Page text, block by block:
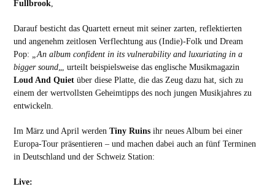
Fullbrook,
Darauf besticht das Quartett erneut mit seiner zarten, reflektierten
und angenehm zeitlosen Verflechtung aus (Indie)-Folk und Dream
Pop:
„An album confident in its vulnerability and luxuriating in a
bigger sound„, urteilt beispielsweise das englische Musikmagazin
Loud And Quietüber diese Platte, die das Zeug dazu hat, sich zu
einem der wertvollsten Geheimtipps des noch jungen Musikjahres zu
entwickeln.
Im März und April werden Tiny Ruinsihr neues Album bei einer
Europa-Tour präsentieren – und machen dabei auch an fünf Terminen
in Deutschland und der Schweiz Station:
Live: